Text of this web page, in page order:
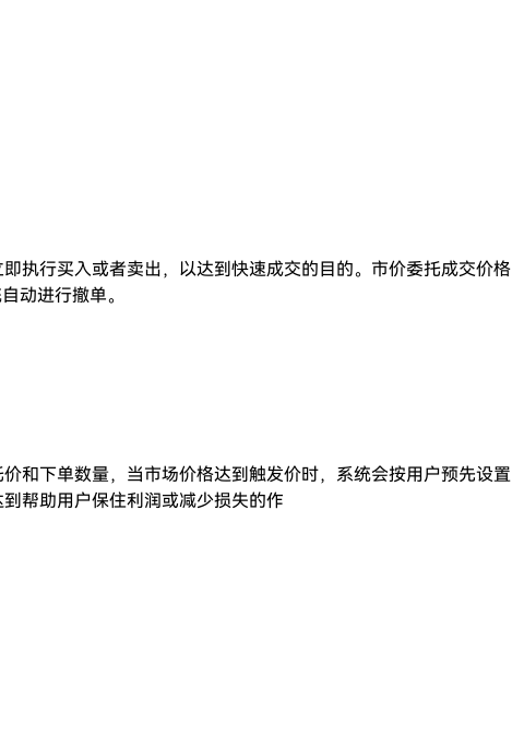
执行买入或者卖出，以达到快速成交的目的。市价委托成交价格
动进行撤单。
和下单数量，当市场价格达到触发价时，系统会按用户预先设置
帮助用户保住利润或减少损失的作